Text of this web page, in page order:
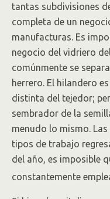
tantas subdivisiones
completa de un
manufacturas. Es
negocio del vidriero
comúnmente se
herrero. El hilandero
distinta del tejedor;
sembrador de la
menudo lo mismo.
tipos de trabajo
del año, es imposible
constantemente